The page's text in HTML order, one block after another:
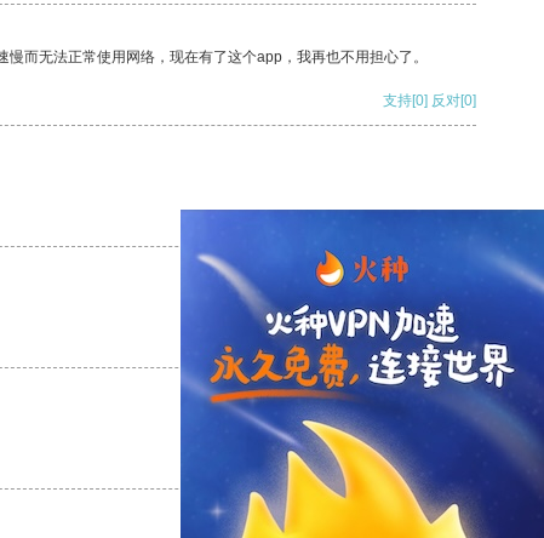
而无法正常使用网络，现在有了这个app，我再也不用担心了。
支持[0] 反对[0]
支持 [0] 反对 [0]
支持